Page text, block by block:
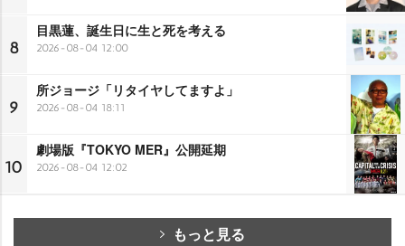
8
目黒蓮、誕生日に生と死を考える
2026-08-04 12:00
9
所ジョージ「リタイヤしてますよ」
2026-08-04 18:11
10
劇場版『TOKYO MER』公開延期
2026-08-04 12:02
もっと見る